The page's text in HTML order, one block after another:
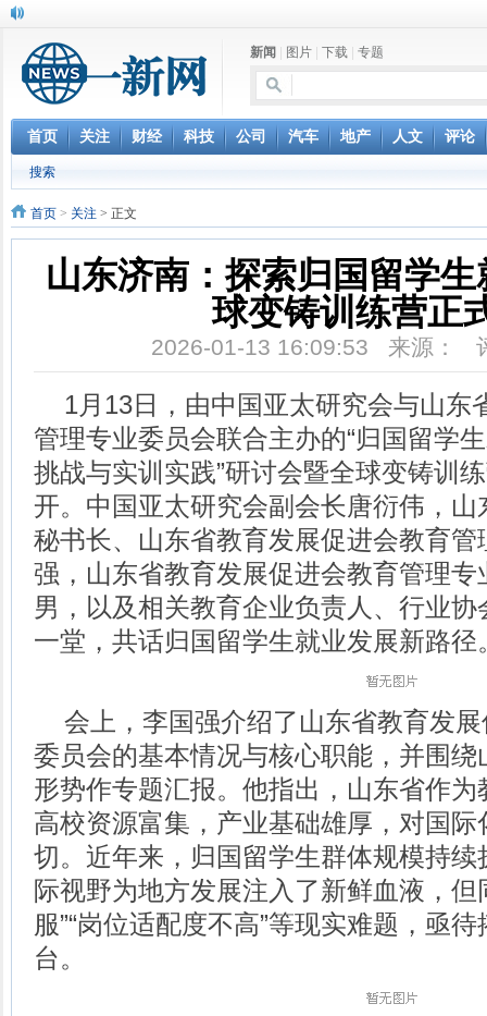
新闻 图片 下载 专题
首页 关注 财经 科技 公司 汽车 地产 人文 评论
搜索
首页 > 关注 > 正文
山东济南：探索归国留学
球变铸训练营正
2026-01-13 16:09:53 来源：
1月13日，由中国亚太研究会与山东
管理专业委员会联合主办的“归国留学
挑战与实训实践”研讨会暨全球变铸训
开。中国亚太研究会副会长唐衍伟，
秘书长、山东省教育发展促进会教育
强，山东省教育发展促进会教育管理
男，以及相关教育企业负责人、行业
一堂，共话归国留学生就业发展新路径
会上，李国强介绍了山东省教育发
委员会的基本情况与核心职能，并围
形势作专题汇报。他指出，山东省作
高校资源富集，产业基础雄厚，对国
切。近年来，归国留学生群体规模持
际视野为地方发展注入了新鲜血液，但
服”“岗位适配度不高”等现实难题，亟
台。